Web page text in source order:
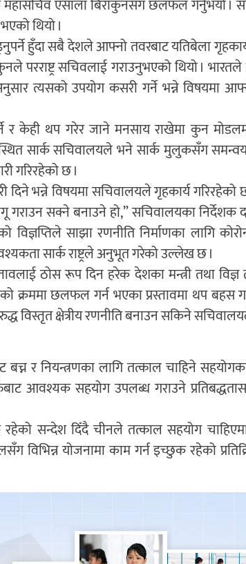
महासचिव एसाला बिराकुनसँग छलफल गर्नुभयो ।
थियो ।
हुँदा सबै देशले आफ्नो तवरबाट यतिबेला
परराष्ट्र सचिवलाई गराउनुभएको थियो ।
त्यसको उपयोग कसरी गर्ने भन्ने विषयमा
केही थप गरेर जाने मनसाय राखेमा कुन
सार्क सचिवालयले भने सार्क मुलुकसँग
गरिरहेको छ ।
भन्ने विषयमा सचिवालयले गृहकार्य गरिरहेको छ
सक्ने बनाउने हो,” सचिवालयका निर्देशक
साझा रणनीति निर्माणका लागि
सार्क राष्ट्रले अनुभूत गरेको उल्लेख छ ।
ठोस रूप दिन हरेक देशका मन्त्री तथा विज्ञ
क्रममा छलफल गर्न भएका प्रस्तावमा थप बहस
विस्तृत क्षेत्रीय रणनीति बनाउन सकिने
र नियन्त्रणका लागि तत्काल चाहिने
आवश्यक सहयोग उपलब्ध गराउने
सन्देश दिँदै चीनले तत्काल सहयोग
विभिन्न योजनामा काम गर्न इच्छुक रहेको